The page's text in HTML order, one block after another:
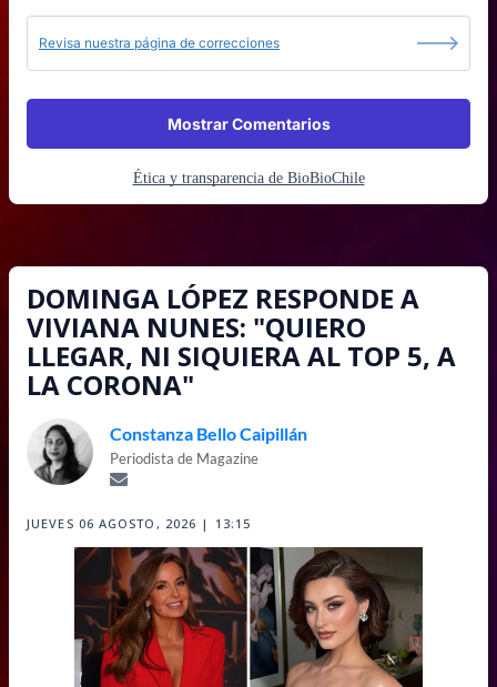
Revisa nuestra página de correcciones
Mostrar Comentarios
Ética y transparencia de BioBioChile
DOMINGA LÓPEZ RESPONDE A
VIVIANA NUNES: "QUIERO
LLEGAR, NI SIQUIERA AL TOP 5, A
LA CORONA"
Constanza Bello Caipillán
Periodista de Magazine
JUEVES 06 AGOSTO, 2026 | 13:15